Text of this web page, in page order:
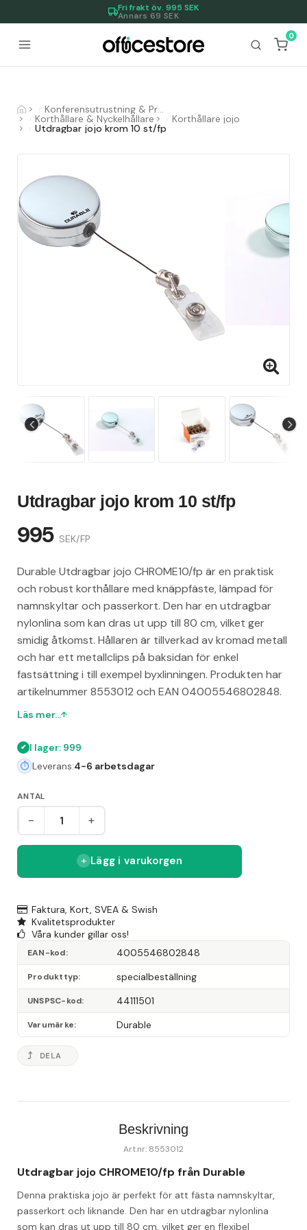
Fri frakt öv. 995 SEK
Annars 69 SEK
0
Konferensutrustning & Presentationsutrustning
Korthållare & Nyckelhållare Korthållare jojo
Utdragbar jojo krom 10 st/fp
Utdragbar jojo krom 10 st/fp
995 SEK/FP
Durable Utdragbar jojo CHROME10/fp är en praktisk
och robust korthållare med knäppfäste, lämpad för
namnskyltar och passerkort. Den har en utdragbar
nylonlina som kan dras ut upp till 80 cm, vilket ger
smidig åtkomst. Hållaren är tillverkad av kromad metall
och har ett metallclips på baksidan för enkel
fastsättning i till exempel byxlinningen. Produkten har
artikelnummer 8553012 och EAN 04005546802848.
Läs mer...
I lager: 999
Leverans:4-6 arbetsdagar
ANTAL
- +
Lägg i varukorgen
Faktura, Kort, SVEA & Swish
Kvalitetsprodukter
Våra kunder gillar oss!
EAN-kod 4005546802848
Produkttyp specialbeställning
UNSPSC-kod 44111501
Varumärke Durable
DELA
Beskrivning
Art.nr: 8553012
Utdragbar jojo CHROME10/fp från Durable
Denna praktiska jojo är perfekt för att fästa namnskyltar,
passerkort och liknande. Den har en utdragbar nylonlina
som kan dras ut upp till 80 cm, vilket ger en flexibel